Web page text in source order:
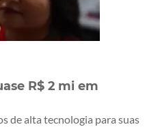
R$ 2 mi em
de alta tecnologia para suas